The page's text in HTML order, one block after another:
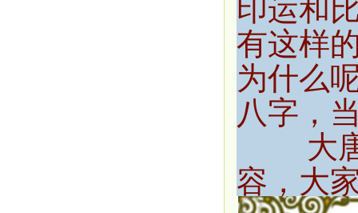
有这样
为什么
八字，
大
容，大